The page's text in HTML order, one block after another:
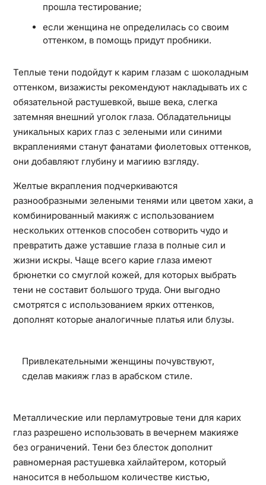
прошла тестирование;
если женщина не определилась со своим
оттенком, в помощь придут пробники.
Теплые тени подойдут к карим глазам с шоколадным
оттенком, визажисты рекомендуют накладывать их с
обязательной растушевкой, выше века, слегка
затемняя внешний уголок глаза. Обладательницы
уникальных карих глаз с зелеными или синими
вкраплениями станут фанатами фиолетовых оттенков,
они добавляют глубину и магиию взгляду.
Желтые вкрапления подчеркиваются
разнообразными зелеными тенями или цветом хаки, а
комбинированный макияж с использованием
нескольких оттенков способен сотворить чудо и
превратить даже уставшие глаза в полные сил и
жизни искры. Чаще всего карие глаза имеют
брюнетки со смуглой кожей, для которых выбрать
тени не составит большого труда. Они выгодно
смотрятся с использованием ярких оттенков,
дополнят которые аналогичные платья или блузы.
Привлекательными женщины почувствуют,
сделав макияж глаз в арабском стиле.
Металлические или перламутровые тени для карих
глаз разрешено использовать в вечернем макияже
без ограничений. Тени без блесток дополнит
равномерная растушевка хайлайтером, который
наносится в небольшом количестве кистью,